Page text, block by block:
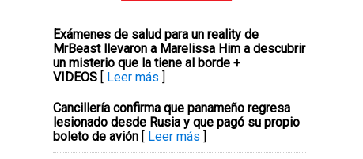
Exámenes de salud para un reality de
MrBeast llevaron a Marelissa Him a descubrir
un misterio que la tiene al borde +
VIDEOS [ Leer más ]
Cancillería confirma que panameño regresa
lesionado desde Rusia y que pagó su propio
boleto de avión [ Leer más ]